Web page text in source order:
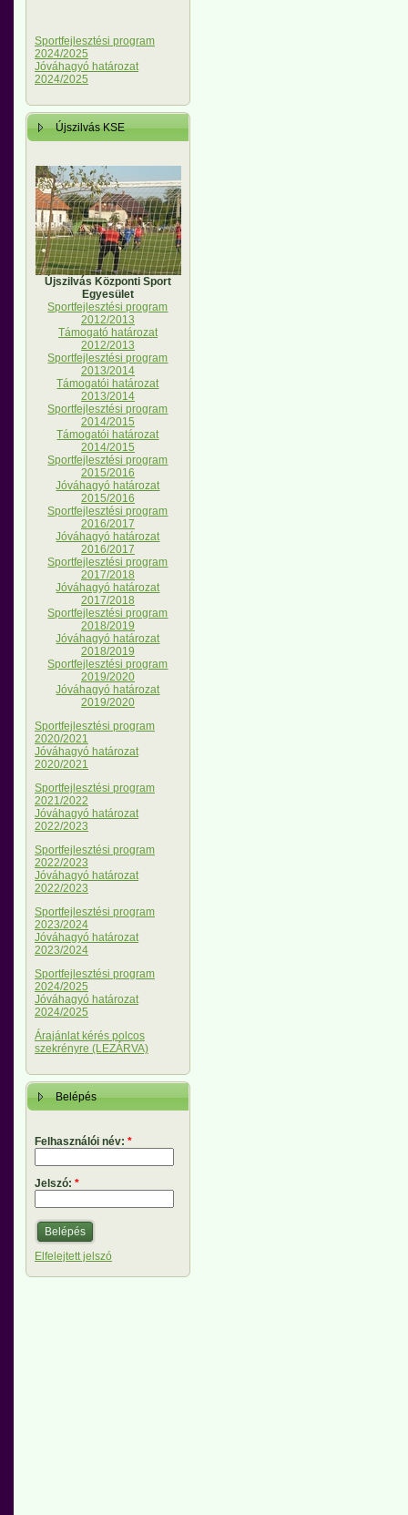
Sportfejlesztési program
2024/2025
Jóváhagyó határozat
2024/2025
Újszilvás KSE
Újszilvás Központi Sport
Egyesület
Sportfejlesztési program
2012/2013
Támogató határozat
2012/2013
Sportfejlesztési program
2013/2014
Támogatói határozat
2013/2014
Sportfejlesztési program
2014/2015
Támogatói határozat
2014/2015
Sportfejlesztési program
2015/2016
Jóváhagyó határozat
2015/2016
Sportfejlesztési program
2016/2017
Jóváhagyó határozat
2016/2017
Sportfejlesztési program
2017/2018
Jóváhagyó határozat
2017/2018
Sportfejlesztési program
2018/2019
Jóváhagyó határozat
2018/2019
Sportfejlesztési program
2019/2020
Jóváhagyó határozat
2019/2020
Sportfejlesztési program
2020/2021
Jóváhagyó határozat
2020/2021
Sportfejlesztési program
2021/2022
Jóváhagyó határozat
2022/2023
Sportfejlesztési program
2022/2023
Jóváhagyó határozat
2022/2023
Sportfejlesztési program
2023/2024
Jóváhagyó határozat
2023/2024
Sportfejlesztési program
2024/2025
Jóváhagyó határozat
2024/2025
Árajánlat kérés polcos
szekrényre (LEZÁRVA)
Belépés
Felhasználói név: *
Jelszó: *
Elfelejtett jelszó